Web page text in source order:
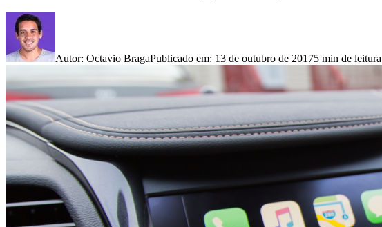
Autor: Octavio BragaPublicado em: 13 de outubro de 20175 min de leitura